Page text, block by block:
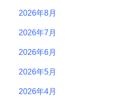
2026年8月
2026年7月
2026年6月
2026年5月
2026年4月